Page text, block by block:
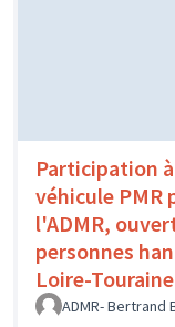
Participation
véhicule PMR
l'ADMR,
personnes
Loire-
ADMR- Bertrand